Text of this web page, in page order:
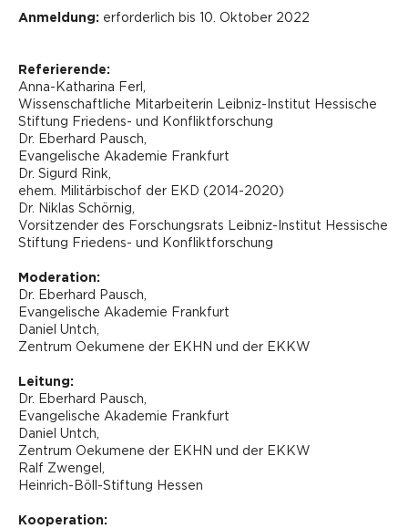
Anmeldung: erforderlich bis 10. Oktober 2022
Referierende:
Anna-Katharina Ferl,
Wissenschaftliche Mitarbeiterin Leibniz-Institut Hessische
Stiftung Friedens- und Konfliktforschung
Dr. Eberhard Pausch,
Evangelische Akademie Frankfurt
Dr. Sigurd Rink,
ehem. Militärbischof der EKD (2014-2020)
Dr. Niklas Schörnig,
Vorsitzender des Forschungsrats Leibniz-Institut Hessische
Stiftung Friedens- und Konfliktforschung
Moderation:
Dr. Eberhard Pausch,
Evangelische Akademie Frankfurt
Daniel Untch,
Zentrum Oekumene der EKHN und der EKKW
Leitung:
Dr. Eberhard Pausch,
Evangelische Akademie Frankfurt
Daniel Untch,
Zentrum Oekumene der EKHN und der EKKW
Ralf Zwengel,
Heinrich-Böll-Stiftung Hessen
Kooperation: